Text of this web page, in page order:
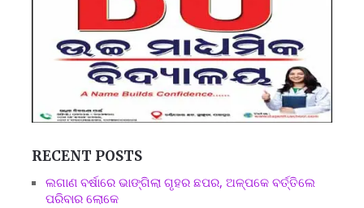
RECENT POSTS
ଲଗାଣ ବର୍ଷାରେ ଭାଙ୍ଗିଲା ଗୃହର ଛପର, ଅଳ୍ପକେ ବର୍ତ୍ତିଲେ
ପରିବାର ଲୋକେ